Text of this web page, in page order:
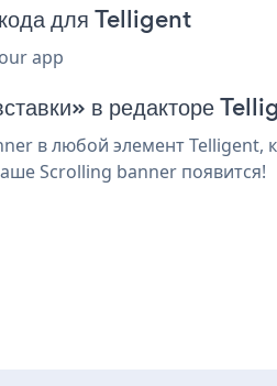
для Telligent
app
в редакторе
в любой элемент
Scrolling banner появится!